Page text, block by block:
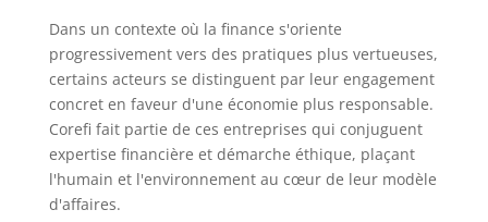
Dans un contexte où la finance s'oriente
progressivement vers des pratiques plus vertueuses,
certains acteurs se distinguent par leur engagement
concret en faveur d'une économie plus responsable.
Corefi fait partie de ces entreprises qui conjuguent
expertise financière et démarche éthique, plaçant
l'humain et l'environnement au cœur de leur modèle
d'affaires.